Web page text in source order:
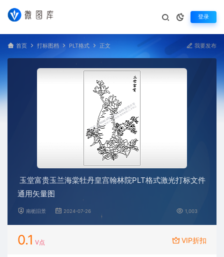
登录
首页 打标图档 PLT格式 正文 我要发布
玉堂富贵玉兰海棠牡丹皇宫翰林院PLT格式激光打标文件
通用矢量图
南栀旧景 2024-07-26 1,003
0.1 V点 VIP折扣